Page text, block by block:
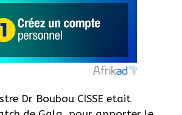
Dr Boubou CISSE etait